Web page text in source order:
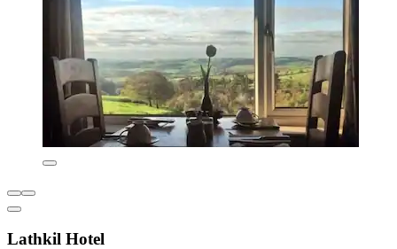
Lathkil Hotel